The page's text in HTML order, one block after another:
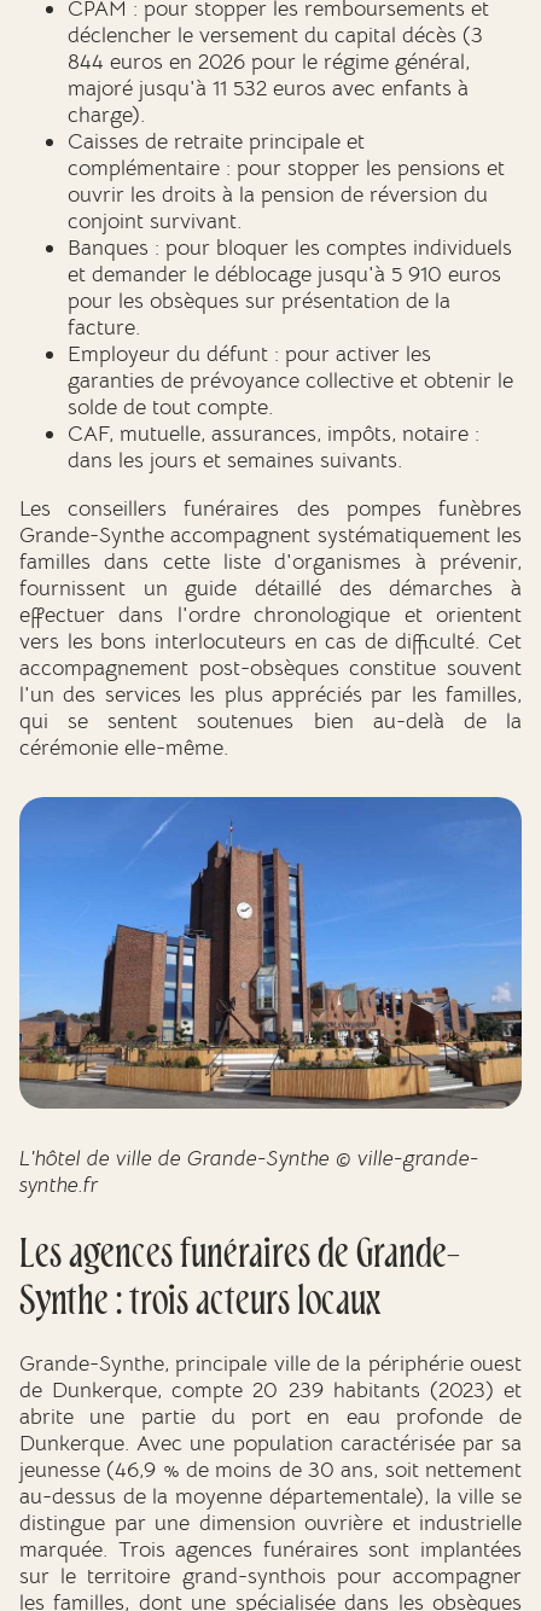
CPAM : pour stopper les remboursements et
déclencher le versement du capital décès (3
844 euros en 2026 pour le régime général,
majoré jusqu'à 11 532 euros avec enfants à
charge).
Caisses de retraite principale et
complémentaire : pour stopper les pensions et
ouvrir les droits à la pension de réversion du
conjoint survivant.
Banques : pour bloquer les comptes individuels
et demander le déblocage jusqu'à 5 910 euros
pour les obsèques sur présentation de la
facture.
Employeur du défunt : pour activer les
garanties de prévoyance collective et obtenir le
solde de tout compte.
CAF, mutuelle, assurances, impôts, notaire :
dans les jours et semaines suivants.
Les conseillers funéraires des pompes funèbres
Grande-Synthe accompagnent systématiquement les
familles dans cette liste d'organismes à prévenir,
fournissent un guide détaillé des démarches à
effectuer dans l'ordre chronologique et orientent
vers les bons interlocuteurs en cas de difficulté. Cet
accompagnement post-obsèques constitue souvent
l'un des services les plus appréciés par les familles,
qui se sentent soutenues bien au-delà de la
cérémonie elle-même.
L'hôtel de ville de Grande-Synthe © ville-grande-
synthe.fr
Les agences funéraires de Grande-
Synthe : trois acteurs locaux
Grande-Synthe, principale ville de la périphérie ouest
de Dunkerque, compte 20 239 habitants (2023) et
abrite une partie du port en eau profonde de
Dunkerque. Avec une population caractérisée par sa
jeunesse (46,9 % de moins de 30 ans, soit nettement
au-dessus de la moyenne départementale), la ville se
distingue par une dimension ouvrière et industrielle
marquée. Trois agences funéraires sont implantées
sur le territoire grand-synthois pour accompagner
les familles, dont une spécialisée dans les obsèques